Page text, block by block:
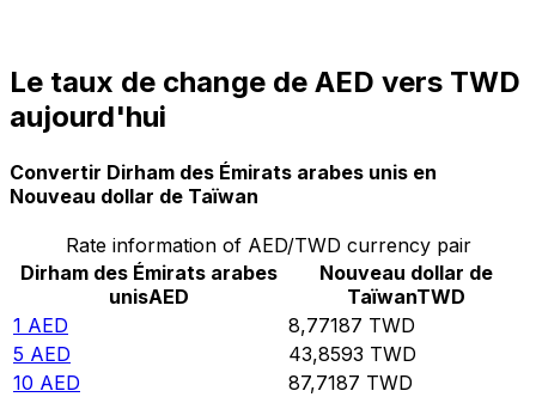
Le taux de change de AED vers TWD
aujourd'hui
Convertir Dirham des Émirats arabes unis en
Nouveau dollar de Taïwan
Rate information of AED/TWD currency pair
Dirham des Émirats arabes
unisAED
Nouveau dollar de
TaïwanTWD
1 AED 8,77187 TWD
5 AED 43,8593 TWD
10 AED 87,7187 TWD